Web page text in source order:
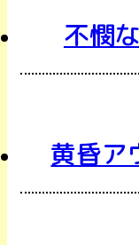
不憫
黄昏ア